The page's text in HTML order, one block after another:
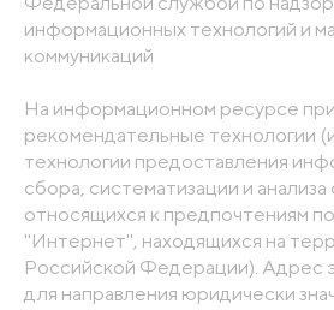
информационных технологий и
коммуникаций
На информационном ресурсе
рекомендательные технологии
технологии предоставления
сбора, систематизации и
относящихся к предпочтениям
"Интернет", находящихся на
Российской Федерации). Адрес
для направления юридически